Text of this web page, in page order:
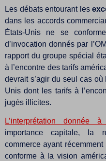
Les débats entourant les
dans les accords
États-Unis ne se
d’invocation donnés par
rapport du groupe spécial
à l’encontre des tarifs
devrait s’agir du seul cas
Unis dont les tarifs à
jugés illicites.
L’interprétation donnée
importance capitale, la
commerce ayant
conforme à la vision